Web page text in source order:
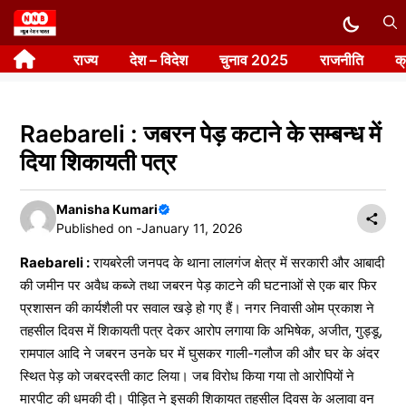
Skip
to
content राज्य देश – विदेश चुनाव 2025 राजनीति
Raebareli : जबरन पेड़ कटाने के सम्बन्ध में
दिया शिकायती पत्र
Manisha Kumari
Published on -January 11, 2026
Raebareli :रायबरेली जनपद के थाना लालगंज क्षेत्र में सरकारी और आबादी
की जमीन पर अवैध कब्जे तथा जबरन पेड़ काटने की घटनाओं से एक बार फिर
प्रशासन की कार्यशैली पर सवाल खड़े हो गए हैं। नगर निवासी ओम प्रकाश ने
तहसील दिवस में शिकायती पत्र देकर आरोप लगाया कि अभिषेक, अजीत, गुड्डू,
रामपाल आदि ने जबरन उनके घर में घुसकर गाली-गलौज की और घर के अंदर
स्थित पेड़ को जबरदस्ती काट लिया। जब विरोध किया गया तो आरोपियों ने
मारपीट की धमकी दी। पीड़ित ने इसकी शिकायत तहसील दिवस के अलावा वन